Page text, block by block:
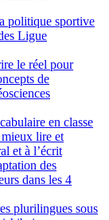
politique sportive
Ligue
le réel pour
de
en classe
lire et
et à l’écrit
des
dans les 4
plurilingues sous